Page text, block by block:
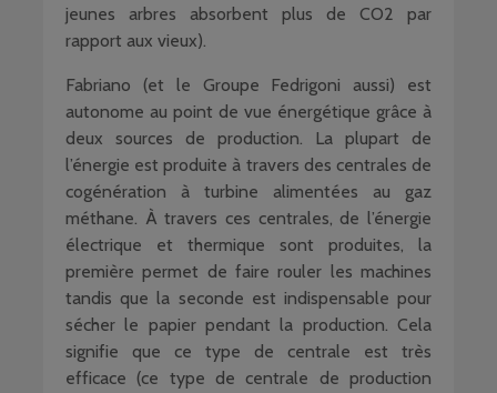
jeunes arbres absorbent plus de CO2 par
rapport aux vieux).
Fabriano (et le Groupe Fedrigoni aussi) est
autonome au point de vue énergétique grâce à
deux sources de production. La plupart de
l’énergie est produite à travers des centrales de
cogénération à turbine alimentées au gaz
méthane. À travers ces centrales, de l’énergie
électrique et thermique sont produites, la
première permet de faire rouler les machines
tandis que la seconde est indispensable pour
sécher le papier pendant la production. Cela
signifie que ce type de centrale est très
efficace (ce type de centrale de production